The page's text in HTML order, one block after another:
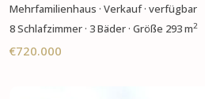
Mehrfamilienhaus · Verkauf· verfügbar
8Schlafzimmer· 3 Bäder· Größe 293 m2
€720.000